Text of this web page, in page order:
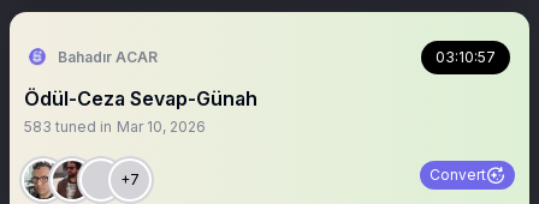
Bahadır ACAR 03:10:57
Ödül-Ceza Sevap-Günah
583 tuned in Mar 10, 2026
+7 Convert